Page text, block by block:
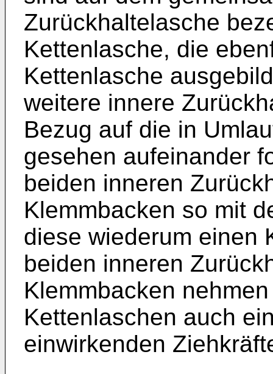
Zurückhaltelasche
Kettenlasche, die
Kettenlasche
weitere innere
Bezug auf die in
gesehen aufeinander
beiden inneren
Klemmbacken so mit
diese wiederum einen
beiden inneren
Klemmbacken
Kettenlaschen auch
einwirkenden